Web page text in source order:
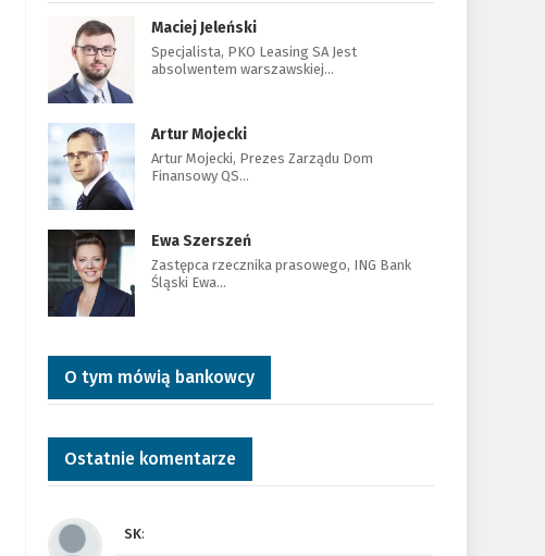
Maciej Jeleński
Specjalista, PKO Leasing SA Jest
absolwentem warszawskiej…
Artur Mojecki
Artur Mojecki, Prezes Zarządu Dom
Finansowy QS…
Ewa Szerszeń
Zastępca rzecznika prasowego, ING Bank
Śląski Ewa…
O tym mówią bankowcy
Ostatnie komentarze
SK: